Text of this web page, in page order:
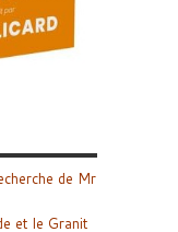
de Mr
et le Granit